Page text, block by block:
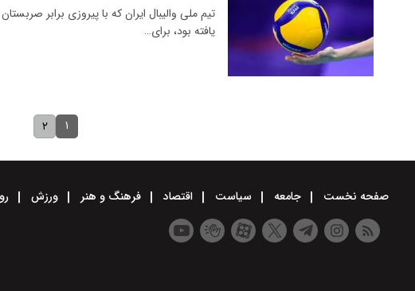
تیم ملی والیبال ایران که با پیروزی برابر
یافته بود، برای…
۱ ۲
صفحه نخست جامعه سیاست اقتصاد فرهنگ و هنر ورزش